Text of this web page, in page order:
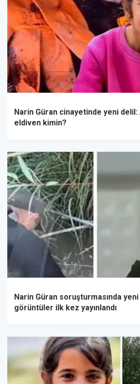
Narin Güran cinayetinde yeni delil:
eldiven kimin?
Narin Güran soruşturmasında
görüntüler ilk kez yayınlandı